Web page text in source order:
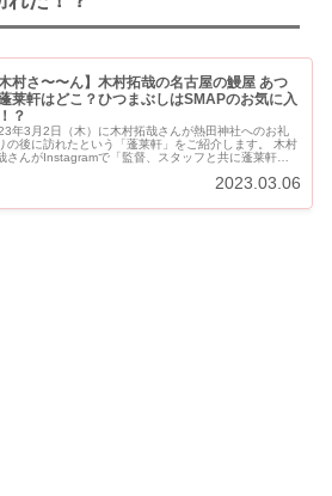
木村さ〜〜ん】木村拓哉の名古屋の鰻屋 あつ
莱軒はどこ？ひつまぶしはSMAPのお気に入
？
年3月2日（木）に木村拓哉さんが熱田神社へのお礼
の後に訪れたという「蓬莱軒」をご紹介します。 木村
さんがInstagramで「監督、スタッフと共に蓬莱軒さ
2023.03.06